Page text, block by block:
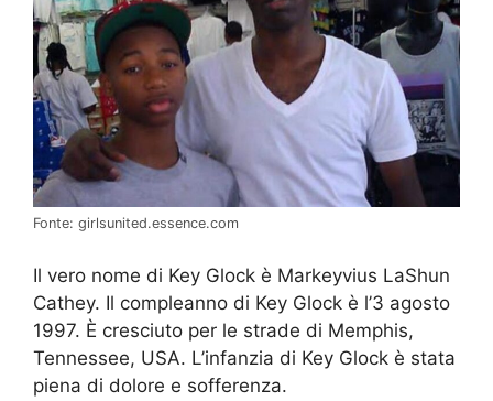
Fonte: girlsunited.essence.com
Il vero nome di Key Glock è Markeyvius LaShun
Cathey. Il compleanno di Key Glock è l’3 agosto
1997. È cresciuto per le strade di Memphis,
Tennessee, USA. L’infanzia di Key Glock è stata
piena di dolore e sofferenza.